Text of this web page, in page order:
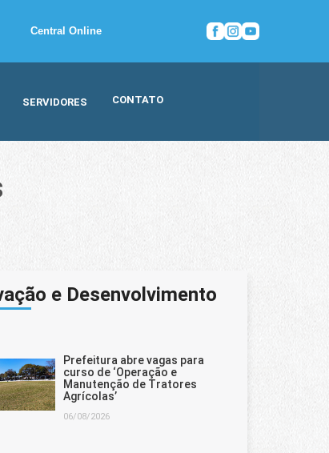
Central Online
SERVIDORES CONTATO
Inspiramais
e Desenvolvimento
Prefeitura abre vagas para
curso de ‘Operação e
Manutenção de Tratores
Agrícolas’
06/08/2026